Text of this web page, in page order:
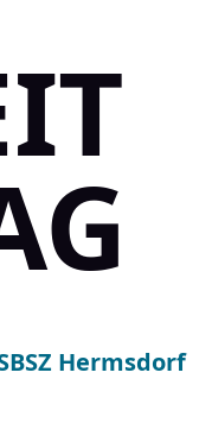
Hermsdorf